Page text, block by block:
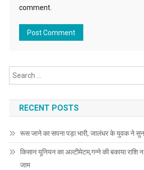
comment.
RECENT POSTS
रूस जाने का सपना पड़ा भारी, जालंधर के युवक ने
किसान यूनियन का अल्टीमेटम,गन्ने की बकाया राशि न
जाम